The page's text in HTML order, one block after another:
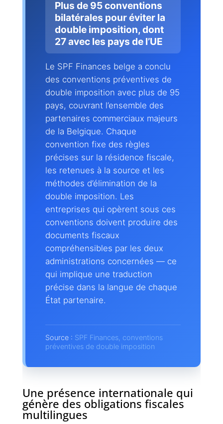
Plus de 95 conventions
bilatérales pour éviter la
double imposition, dont
27 avec les pays de l’UE
Le SPF Finances belge a conclu
des conventions préventives de
double imposition avec plus de 95
pays, couvrant l’ensemble des
partenaires commerciaux majeurs
de la Belgique. Chaque
convention fixe des règles
précises sur la résidence fiscale,
les retenues à la source et les
méthodes d’élimination de la
double imposition. Les
entreprises qui opèrent sous ces
conventions doivent produire des
documents fiscaux
compréhensibles par les deux
administrations concernées — ce
qui implique une traduction
précise dans la langue de chaque
État partenaire.
Source : SPF Finances, conventions
préventives de double imposition
Une présence internationale qui
génère des obligations fiscales
multilingues